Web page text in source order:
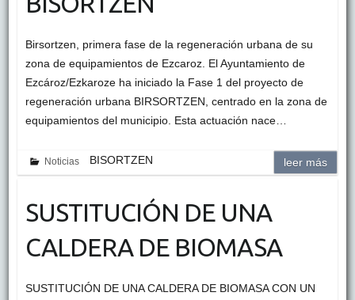
Birsortzen, primera fase de la regeneración urbana de su
zona de equipamientos de Ezcaroz. El Ayuntamiento de
Ezcároz/Ezkaroze ha iniciado la Fase 1 del proyecto de
regeneración urbana BIRSORTZEN, centrado en la zona de
equipamientos del municipio. Esta actuación nace…
Noticias BISORTZEN leer más
SUSTITUCIÓN DE UNA
CALDERA DE BIOMASA
SUSTITUCIÓN DE UNA CALDERA DE BIOMASA CON UN